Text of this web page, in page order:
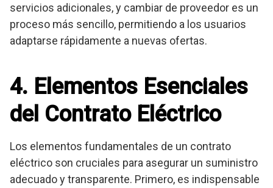
servicios adicionales, y cambiar de proveedor es un
proceso más sencillo, permitiendo a los usuarios
adaptarse rápidamente a nuevas ofertas.
4. Elementos Esenciales
del Contrato Eléctrico
Los elementos fundamentales de un contrato
eléctrico son cruciales para asegurar un suministro
adecuado y transparente. Primero, es indispensable